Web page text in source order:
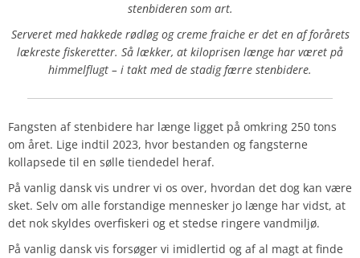
stenbideren som art.
Serveret med hakkede rødløg og creme fraiche er det en af forårets
lækreste fiskeretter. Så lækker, at kiloprisen længe har været på
himmelflugt – i takt med de stadig færre stenbidere.
Fangsten af stenbidere har længe ligget på omkring 250 tons
om året. Lige indtil 2023, hvor bestanden og fangsterne
kollapsede til en sølle tiendedel heraf.
På vanlig dansk vis undrer vi os over, hvordan det dog kan være
sket. Selv om alle forstandige mennesker jo længe har vidst, at
det nok skyldes overfiskeri og et stedse ringere vandmiljø.
På vanlig dansk vis forsøger vi imidlertid og af al magt at finde